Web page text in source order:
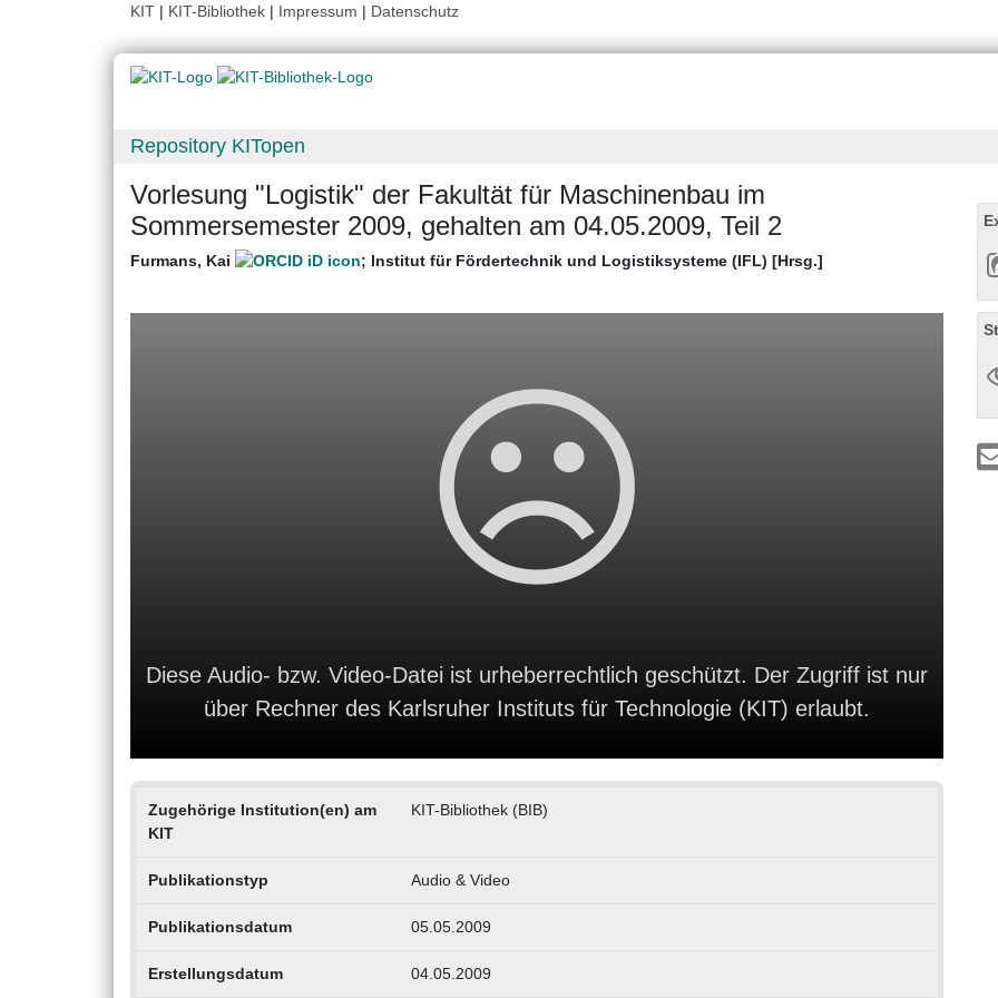
KIT | KIT-Bibliothek | Impressum | Datenschutz
Repository KITopen
Vorlesung "Logistik" der Fakultät für Maschinenbau im
Sommersemester 2009, gehalten am 04.05.2009, Teil 2
Furmans, Kai ; Institut für Fördertechnik und Logistiksysteme (IFL) [Hrsg.]
Diese Audio- bzw. Video-Datei ist urheberrechtlich geschützt. Der Zugriff ist nur
über Rechner des Karlsruher Instituts für Technologie (KIT) erlaubt.
Zugehörige Institution(en) am
KIT
KIT-Bibliothek (BIB)
Publikationstyp Audio & Video
Publikationsdatum 05.05.2009
Erstellungsdatum 04.05.2009